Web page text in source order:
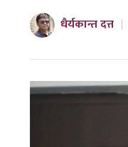
धैर्यकान्त दत्त